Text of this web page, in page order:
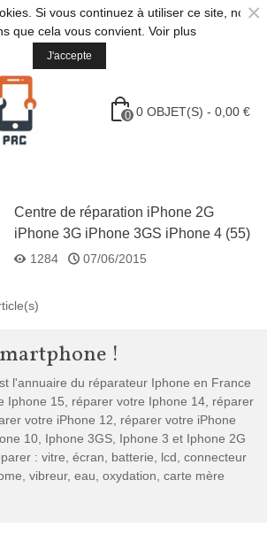
Si vous continuez à utiliser ce site, nous
que cela vous convient. Voir plus
J'accepte
×
0 0 OBJET(S) - 0,00 €
Centre de réparation iPhone 2G
iPhone 3G iPhone 3GS iPhone 4 (55)
Meuse
1284 07/06/2015
!
l'annuaire du réparateur Iphone en France
Iphone 15, réparer votre Iphone 14, réparer
votre iPhone 12, réparer votre iPhone
10, Iphone 3GS, Iphone 3 et Iphone 2G
: vitre, écran, batterie, lcd, connecteur
vibreur, eau, oxydation, carte mère